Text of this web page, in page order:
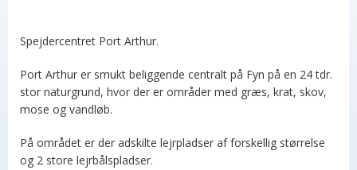
Spejdercentret Port Arthur.
Port Arthur er smukt beliggende centralt på Fyn på en 24 tdr.
stor naturgrund, hvor der er områder med græs, krat, skov,
mose og vandløb.
På området er der adskilte lejrpladser af forskellig størrelse
og 2 store lejrbålspladser.